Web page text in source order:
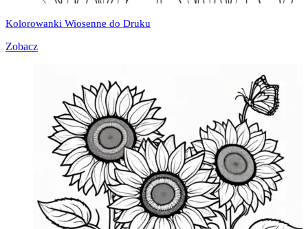
Kolorowanki Wiosenne do Druku
Zobacz